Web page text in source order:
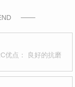
优点： 良好的抗磨